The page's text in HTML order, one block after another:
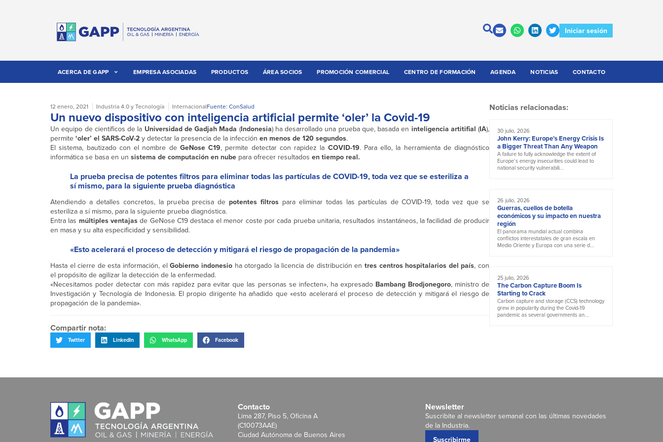
Iniciar sesión
ACERCA DE GAPP EMPRESA ASOCIADAS PRODUCTOS ÁREA SOCIOS PROMOCIÓN COMERCIAL CENTRO DE FORMACIÓN AGENDA NOTICIAS CONTACTO
12 enero, 2021 Industria 4.0 y Tecnología InternacionalFuente: ConSalud
Un nuevo dispositivo con inteligencia artificial permite ‘oler’ la Covid-19
Un equipo de científicos de la Universidad de Gadjah Mada (Indonesia) ha desarrollado una prueba que, basada en inteligencia artitifial (IA),
permite ‘oler’ el SARS-CoV-2 y detectar la presencia de la infección en menos de 120 segundos.
El sistema, bautizado con el nombre de GeNose C19, permite detectar con rapidez la COVID-19. Para ello, la herramienta de diagnóstico
informática se basa en un sistema de computación en nube para ofrecer resultados en tiempo real.
La prueba precisa de potentes filtros para eliminar todas las partículas de COVID-19, toda vez que se esteriliza a
sí mismo, para la siguiente prueba diagnóstica
Atendiendo a detalles concretos, la prueba precisa de potentes filtros para eliminar todas las partículas de COVID-19, toda vez que se
esteriliza a sí mismo, para la siguiente prueba diagnóstica.
Entra las múltiples ventajas de GeNose C19 destaca el menor coste por cada prueba unitaria, resultados instantáneos, la facilidad de producir
en masa y su alta especificidad y sensibilidad.
«Esto acelerará el proceso de detección y mitigará el riesgo de propagación de la pandemia»
Hasta el cierre de esta información, elGobierno indonesioha otorgado la licencia de distribución en tres centros hospitalarios del país, con
el propósito de agilizar la detección de la enfermedad.
«Necesitamos poder detectar con más rapidez para evitar que las personas se infecten», ha expresado Bambang Brodjonegoro, ministro de
Investigación y Tecnología de Indonesia. El propio dirigente ha añadido que «esto acelerará el proceso de detección y mitigará el riesgo de
propagación de la pandemia».
Compartir nota:
Twitter LinkedIn WhatsApp Facebook
Noticias relacionadas:
30 julio, 2026
John Kerry: Europe’s Energy Crisis Is
a Bigger Threat Than Any Weapon
A failure to fully acknowledge the extent of
Europe’s energy insecurities could lead to
national security vulnerabili...
26 julio, 2026
Guerras, cuellos de botella
económicos y su impacto en nuestra
región
El panorama mundial actual combina
conflictos interestatales de gran escala en
Medio Oriente y Europa con una serie d...
25 julio, 2026
The Carbon Capture Boom Is
Starting to Crack
Carbon capture and storage (CCS) technology
grew in popularity during the Covid-19
pandemic as several governments an...
Contacto
Lima 287, Piso 5, Oficina A
(C10073AAE)
Ciudad Autónoma de Buenos Aires
Newsletter
Suscribite al newsletter semanal con las últimas novedades
de la Industria.
Suscribirme